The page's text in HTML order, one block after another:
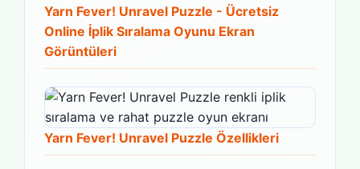
Yarn Fever! Unravel Puzzle - Ücretsiz
Online İplik Sıralama Oyunu Ekran
Görüntüleri
Yarn Fever! Unravel Puzzle Özellikleri